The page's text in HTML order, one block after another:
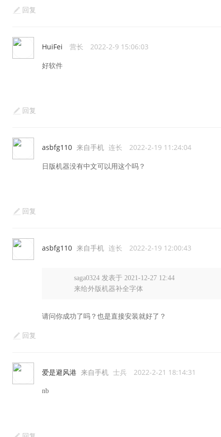
回复
HuiFei 营长 2022-2-9 15:06:03
好软件
回复
asbfg110 来自手机 连长 2022-2-19 11:24:04
日版机器没有中文可以用这个吗？
回复
asbfg110 来自手机 连长 2022-2-19 12:00:43
saga0324 发表于 2021-12-27 12:44
来给外版机器补全字体
请问你成功了吗？也是直接安装就好了？
回复
爱是避风港 来自手机 士兵 2022-2-21 18:14:31
nb